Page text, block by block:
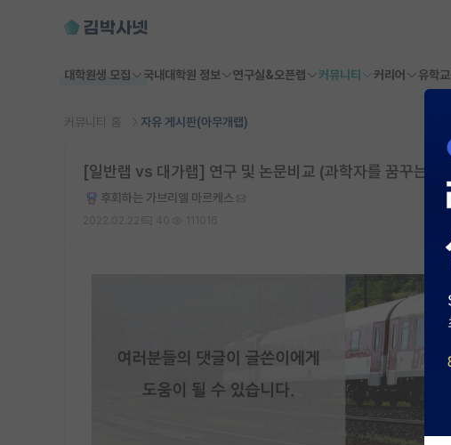
대학원생 모집 국내대학원 정보 연구실&오픈랩 커뮤니티 커리어 유학
커뮤니티 홈 자유 게시판(아무개랩)
[일반랩 vs 대가랩] 연구 및 논문비교 (과학자를 꿈꾸는 분
후회하는 가브리엘 마르케스